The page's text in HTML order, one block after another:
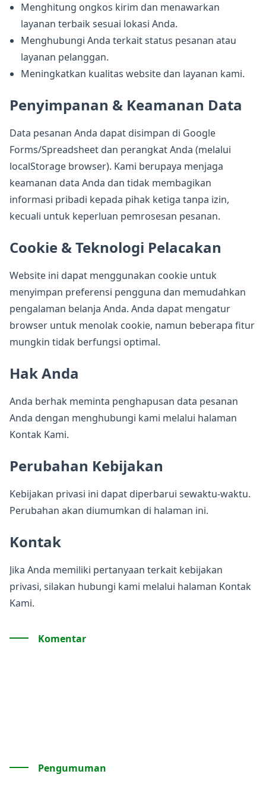
Menghitung ongkos kirim dan menawarkan
layanan terbaik sesuai lokasi Anda.
Menghubungi Anda terkait status pesanan atau
layanan pelanggan.
Meningkatkan kualitas website dan layanan kami.
Penyimpanan & Keamanan Data
Data pesanan Anda dapat disimpan di Google
Forms/Spreadsheet dan perangkat Anda (melalui
localStorage browser). Kami berupaya menjaga
keamanan data Anda dan tidak membagikan
informasi pribadi kepada pihak ketiga tanpa izin,
kecuali untuk keperluan pemrosesan pesanan.
Cookie & Teknologi Pelacakan
Website ini dapat menggunakan cookie untuk
menyimpan preferensi pengguna dan memudahkan
pengalaman belanja Anda. Anda dapat mengatur
browser untuk menolak cookie, namun beberapa fitur
mungkin tidak berfungsi optimal.
Hak Anda
Anda berhak meminta penghapusan data pesanan
Anda dengan menghubungi kami melalui halaman
Kontak Kami.
Perubahan Kebijakan
Kebijakan privasi ini dapat diperbarui sewaktu-waktu.
Perubahan akan diumumkan di halaman ini.
Kontak
Jika Anda memiliki pertanyaan terkait kebijakan
privasi, silakan hubungi kami melalui halaman Kontak
Kami.
Komentar
Pengumuman